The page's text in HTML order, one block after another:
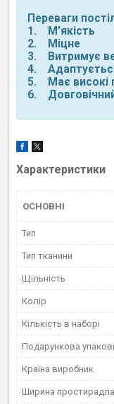
Переваги
1. М'якість
2. Міцне
3. Витримує
4. Адаптується
5. Має високі
6.
Характеристики
ОСНОВНІ
Тип
Тип тканини
Щільність
Колір
Кількість в наборі
Подарункова
Країна виробник
Ширина простирадла